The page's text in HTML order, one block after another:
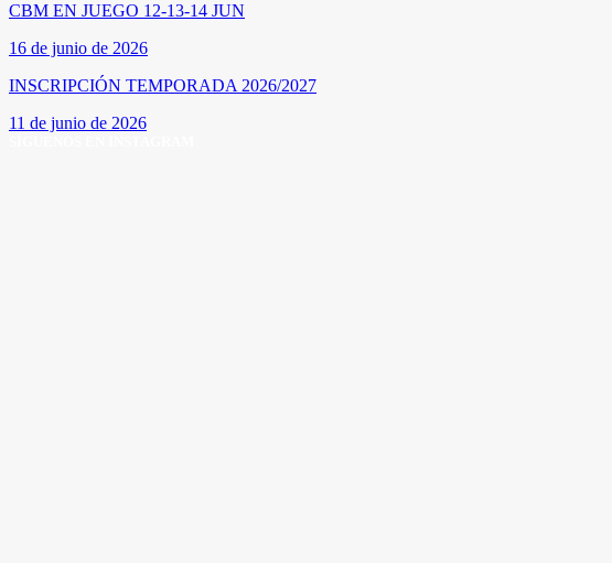
CBM EN JUEGO 12-13-14 JUN
16 de junio de 2026
INSCRIPCIÓN TEMPORADA 2026/2027
11 de junio de 2026